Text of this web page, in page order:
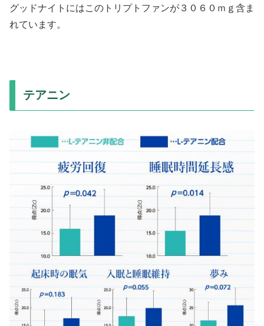
グッドナイトにはこのトリプトファンが３０６０ｍｇ含ま
れています。
テアニン